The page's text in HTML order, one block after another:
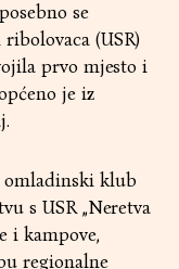
se
(USR)
prvo mjesto i
je iz
omladinski klub
s USR „Neretva
i kampove,
regionalne